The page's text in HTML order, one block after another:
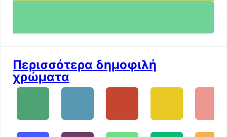
Περισσότερα δημοφιλή
χρώματα